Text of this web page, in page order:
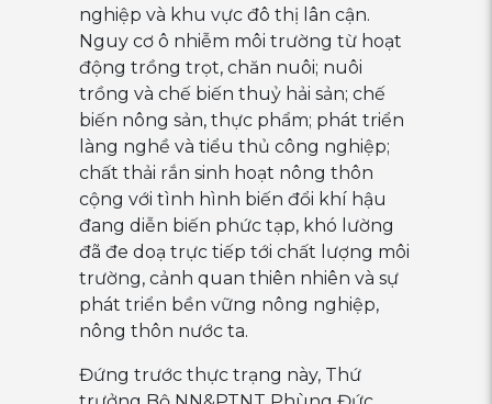
nghiệp và khu vực đô thị lân cận.
Nguy cơ ô nhiễm môi trường từ hoạt
động trồng trọt, chăn nuôi; nuôi
trồng và chế biến thuỷ hải sản; chế
biến nông sản, thực phẩm; phát triển
làng nghề và tiểu thủ công nghiệp;
chất thải rắn sinh hoạt nông thôn
cộng với tình hình biến đổi khí hậu
đang diễn biến phức tạp, khó lường
đã đe doạ trực tiếp tới chất lượng môi
trường, cảnh quan thiên nhiên và sự
phát triển bền vững nông nghiệp,
nông thôn nước ta.
Đứng trước thực trạng này, Thứ